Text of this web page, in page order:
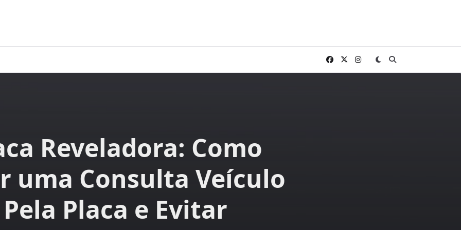
Reveladora: Como
uma Consulta Veículo
Pela Placa e Evitar